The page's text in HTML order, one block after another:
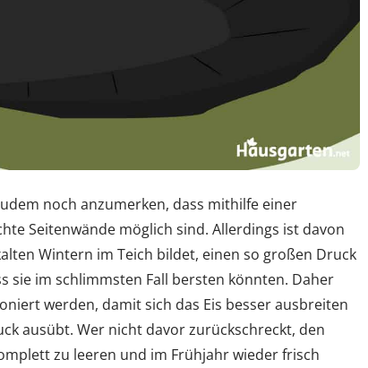
noch anzumerken, dass mithilfe einer
Seitenwände möglich sind. Allerdings ist davon
Wintern im Teich bildet, einen so großen Druck
sie im schlimmsten Fall bersten könnten. Daher
werden, damit sich das Eis besser ausbreiten
ausübt. Wer nicht davor zurückschreckt, den
zu leeren und im Frühjahr wieder frisch